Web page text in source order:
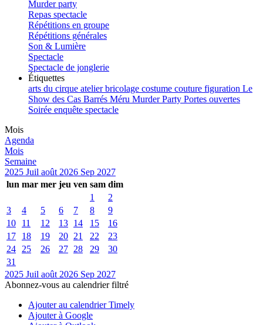
Murder party
Repas spectacle
Répétitions en groupe
Répétitions générales
Son & Lumière
Spectacle
Spectacle de jonglerie
Étiquettes
arts du cirque atelierbricolage costume couture figuration Le
Show des Cas Barrés Méru Murder Party Portes ouvertes
Soirée enquête spectacle
Mois
Agenda
Mois
Semaine
2025 Juil août 2026 Sep 2027
lun mar mer jeu ven sam dim
1
2
3
4 5 6 7 8
9
10
11 12 13 14 15
16
17
18 19 20 21 22
23
24
25 26 27 28 29
30
31
2025 Juil août 2026 Sep 2027
Abonnez-vous au calendrier filtré
Ajouter au calendrier Timely
Ajouter à Google